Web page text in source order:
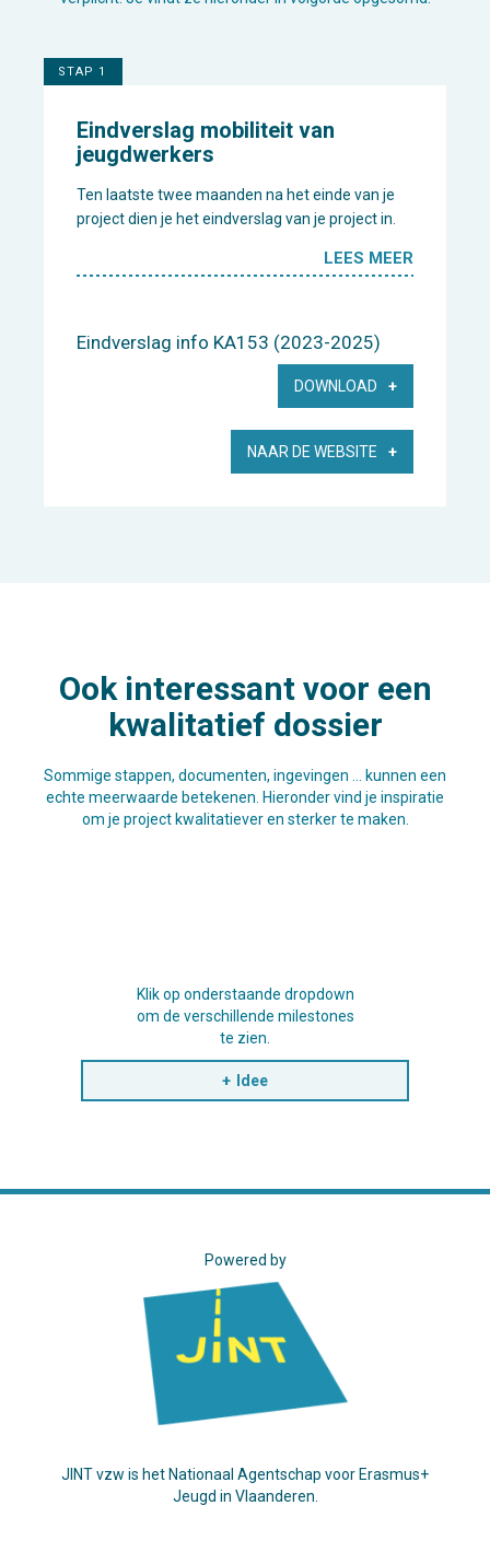
STAP 1
Eindverslag mobiliteit van
jeugdwerkers
Ten laatste twee maanden na het einde van je
project dien je het eindverslag van je project in.
LEES MEER
Eindverslag info KA153 (2023-2025)
DOWNLOAD
NAAR DE WEBSITE
Ook interessant voor een
kwalitatief dossier
Sommige stappen, documenten, ingevingen … kunnen een
echte meerwaarde betekenen. Hieronder vind je inspiratie
om je project kwalitatiever en sterker te maken.
Klik op onderstaande dropdown
om de verschillende milestones
te zien.
Idee
Powered by
JINT vzw is het Nationaal Agentschap voor Erasmus+
Jeugd in Vlaanderen.